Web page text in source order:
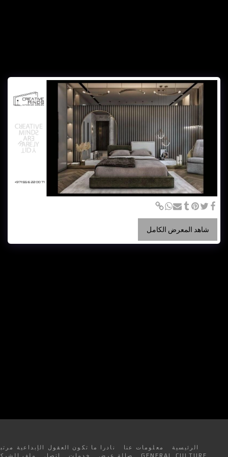
شاهد المعرض الكامل
الرئيسية معلومات عنا
نادرا ما تكون العقول الإبداعية مرتبة
GENERAL CULTURE
صالة عرض خدمات اتصل ملف الشركة